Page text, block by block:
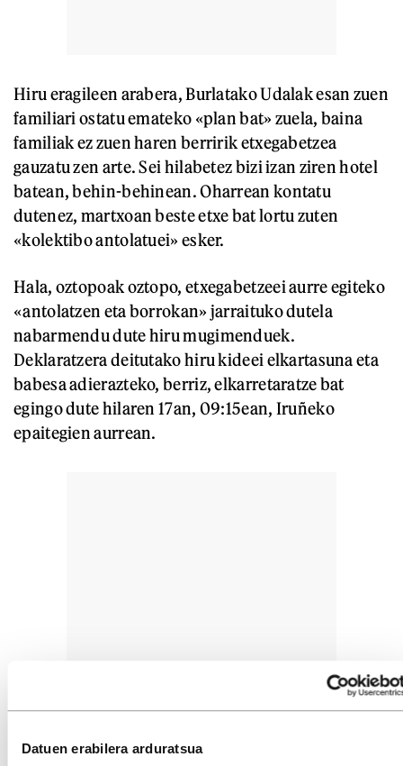
Datuen erabilera arduratsua
Hiru eragileen arabera, Burlatako Udalak esan zuen
familiari ostatu emateko «plan bat» zuela, baina
familiak ez zuen haren berririk etxegabetzea
gauzatu zen arte. Sei hilabetez bizi izan ziren hotel
batean, behin-behinean. Oharrean kontatu
dutenez, martxoan beste etxe bat lortu zuten
«kolektibo antolatuei» esker.
Hala, oztopoak oztopo, etxegabetzeei aurre egiteko
«antolatzen eta borrokan» jarraituko dutela
nabarmendu dute hiru mugimenduek.
Deklaratzera deitutako hiru kideei elkartasuna eta
babesa adierazteko, berriz, elkarretaratze bat
egingo dute hilaren 17an, 09:15ean, Iruñeko
epaitegien aurrean.